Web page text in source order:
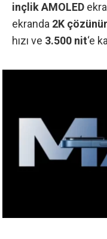
inçlik AMOLED
ekranda 2K
hızı ve 3.500 nit‘e